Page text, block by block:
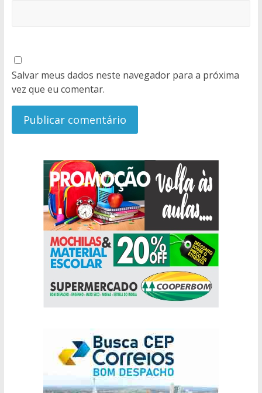
Salvar meus dados neste navegador para a próxima
vez que eu comentar.